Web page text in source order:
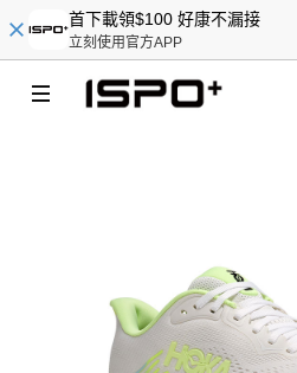
首下載領$100 好康不漏接
立刻使用官方APP